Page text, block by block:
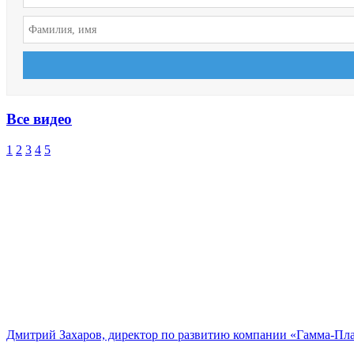
Все видео
1 2 3 4 5
Дмитрий Захаров, директор по развитию компании «Гамма-